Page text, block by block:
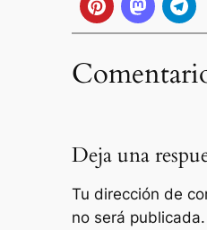
Deja una
Tu dirección de
no será publicada.